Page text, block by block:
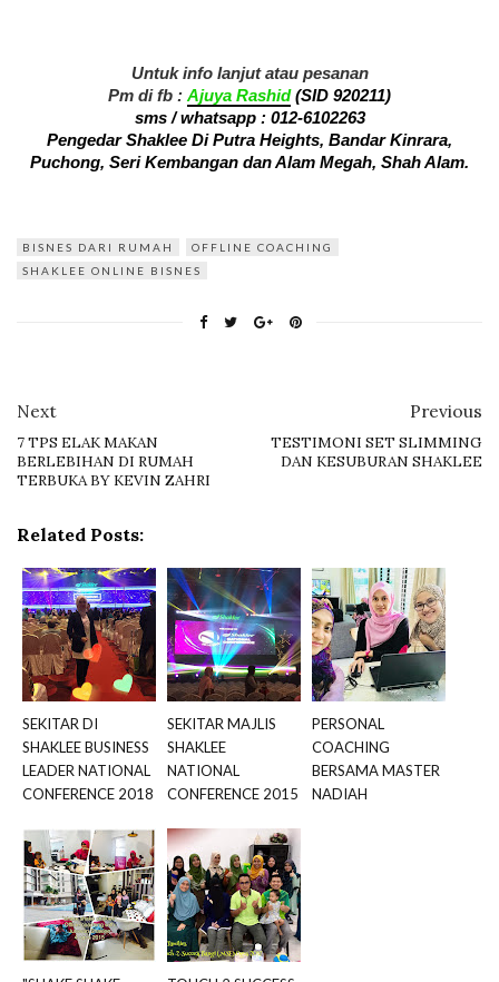
Untuk info lanjut atau pesanan
Pm di fb : Ajuya Rashid (SID 920211)
sms / whatsapp : 012-6102263
Pengedar Shaklee Di Putra Heights, Bandar Kinrara,
Puchong, Seri Kembangan dan Alam Megah, Shah Alam.
BISNES DARI RUMAH
OFFLINE COACHING
SHAKLEE ONLINE BISNES
Next
7 TPS ELAK MAKAN
BERLEBIHAN DI RUMAH
TERBUKA BY KEVIN ZAHRI
Previous
TESTIMONI SET SLIMMING
DAN KESUBURAN SHAKLEE
Related Posts:
SEKITAR DI
SHAKLEE BUSINESS
LEADER NATIONAL
CONFERENCE 2018
SEKITAR MAJLIS
SHAKLEE
NATIONAL
CONFERENCE 2015
PERSONAL
COACHING
BERSAMA MASTER
NADIAH